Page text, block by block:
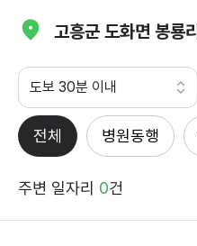
고흥군 도화면 봉룡리
도보 30분 이내
전체 병원동행
주변 일자리 0건